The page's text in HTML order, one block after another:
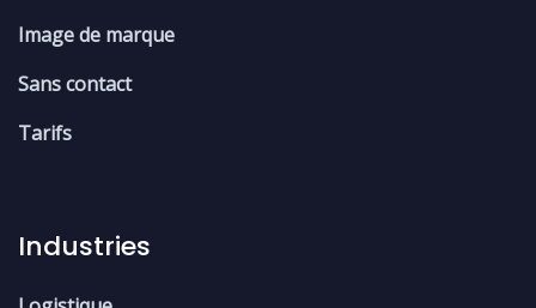
Image de marque
Sans contact
Tarifs
Industries